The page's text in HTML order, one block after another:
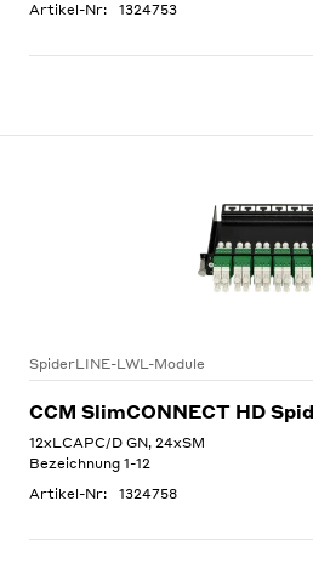
Artikel-Nr:
1324753
SpiderLINE-LWL-Module
CCM SlimCONNECT HD
12xLCAPC/D GN, 24xSM
Bezeichnung 1-12
Artikel-Nr:
1324758